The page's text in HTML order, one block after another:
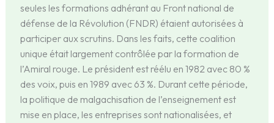
seules les formations adhérant au Front national de
défense de la Révolution (FNDR) étaient autorisées à
participer aux scrutins. Dans les faits, cette coalition
unique était largement contrôlée par la formation de
l’Amiral rouge. Le président est réélu en 1982 avec 80 %
des voix, puis en 1989 avec 63 %. Durant cette période,
la politique de malgachisation de l’enseignement est
mise en place, les entreprises sont nationalisées, et